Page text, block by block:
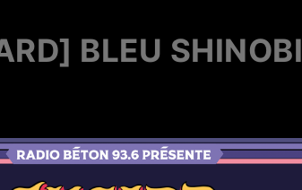
BLEU SHINOBI